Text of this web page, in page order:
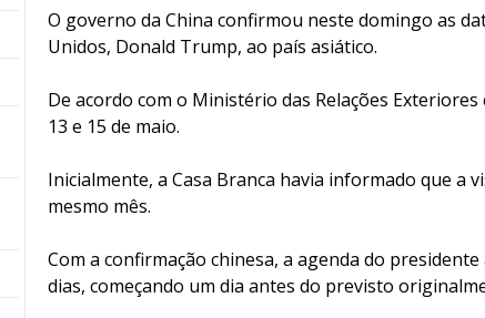
O governo da China confirmou neste domingo as
Unidos, Donald Trump, ao país asiático.
De acordo com o Ministério das Relações
13 e 15 de maio.
Inicialmente, a Casa Branca havia informado que a
mesmo mês.
Com a confirmação chinesa, a agenda do
dias, começando um dia antes do previsto